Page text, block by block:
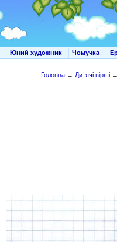
Юний художник Чомучка
Головна→ Дитячі вірші